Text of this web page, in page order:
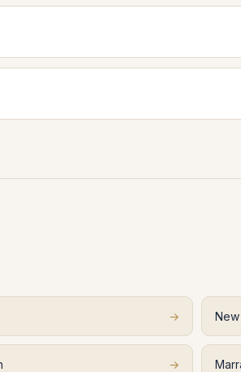
→
→